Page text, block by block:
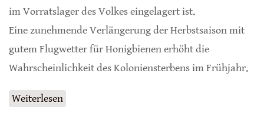
im Vorratslager des Volkes eingelagert ist.
Eine zunehmende Verlängerung der Herbstsaison mit
gutem Flugwetter für Honigbienen erhöht die
Wahrscheinlichkeit des Koloniensterbens im Frühjahr.
Weiterlesen